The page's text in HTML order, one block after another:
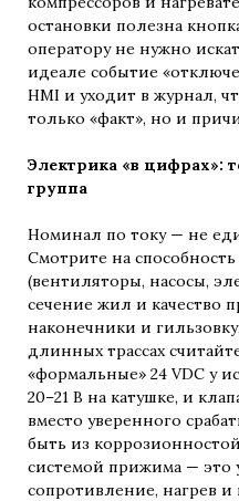
остановки полезна
оператору не нужно
идеале событие
HMI и уходит в журнал,
только «факт», но и
Электрика «в цифрах»:
группа
Номинал по току — не
Смотрите на
(вентиляторы, насосы,
сечение жил и качество
наконечники и
длинных трассах
«формальные» 24 VDC у
20–21 В на катушке, и
вместо уверенного
быть из
системой прижима — это
сопротивление, нагрев и